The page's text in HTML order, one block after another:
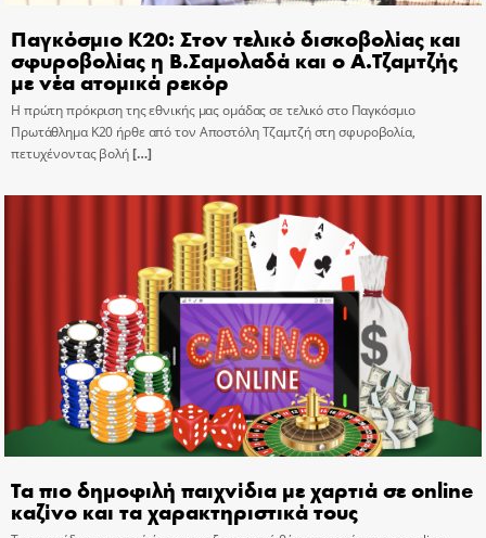
Παγκόσμιο Κ20: Στον τελικό δισκοβολίας και
σφυροβολίας η Β.Σαμολαδά και ο Α.Τζαμτζής
με νέα ατομικά ρεκόρ
Η πρώτη πρόκριση της εθνικής μας ομάδας σε τελικό στο Παγκόσμιο
Πρωτάθλημα Κ20 ήρθε από τον Αποστόλη Τζαμτζή στη σφυροβολία,
πετυχένοντας βολή[…]
Τα πιο δημοφιλή παιχνίδια με χαρτιά σε online
καζίνο και τα χαρακτηριστικά τους